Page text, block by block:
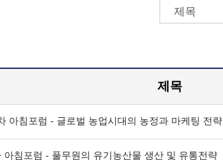
제목
제목
아침포럼 - 글로벌 농업시대의 농정과 마케팅 전략
아침포럼 - 풀무원의 유기농산물 생산 및 유통전략